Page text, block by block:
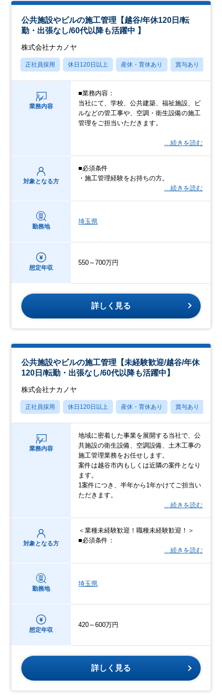
公共施設やビルの施工管理【越谷/年休120日/転
勤・出張なし/60代以降も活躍中 】
株式会社ナカノヤ
正社員採用 休日120日以上 産休・育休あり 賞与あり
業務内容
■業務内容：
当社にて、学校、公共建築、福祉施設、ビ
ルなどの管工事や、空調・衛生設備の施工
管理をご担当いただきます。
…続きを読む
対象となる方
■必須条件
・施工管理経験をお持ちの方。
…続きを読む
勤務地
埼玉県
想定年収
550～700万円
詳しく見る
公共施設やビルの施工管理【未経験歓迎/越谷/年休
120日/転勤・出張なし/60代以降も活躍中】
株式会社ナカノヤ
正社員採用 休日120日以上 産休・育休あり 賞与あり
業務内容
地域に密着した事業を展開する当社で、公
共施設の衛生設備、空調設備、土木工事の
施工管理業務をお任せします。
案件は越谷市内もしくは近隣の案件となり
ます。
1案件につき、半年から1年かけてご担当い
ただきます。
…続きを読む
対象となる方
＜業種未経験歓迎！職種未経験歓迎！＞
■必須条件：
…続きを読む
勤務地
埼玉県
想定年収
420～600万円
詳しく見る